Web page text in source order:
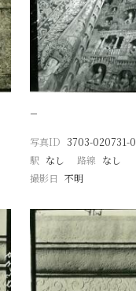
−
写真ID 3703-020731-0
駅 なし 路線 なし
撮影日 不明